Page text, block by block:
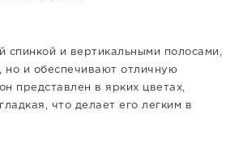
спинкой и вертикальными полосами,
но и обеспечивают отличную
представлен в ярких цветах,
что делает его легким в